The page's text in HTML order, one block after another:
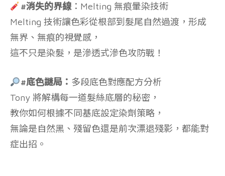
#消失的界線：Melting 無痕暈染技術
Melting 技術讓色彩從根部到髮尾自然過渡，形成
無界、無痕的視覺感，
這不只是染髮，是滲透式滲色攻防戰！
#底色謎局： 多段底色對應配方分析
Tony 將解構每一道髮絲底層的秘密，
教你如何根據不同基底設定染劑策略，
無論是自然黑、殘留色還是前次漂退殘影，都能對
症出招。